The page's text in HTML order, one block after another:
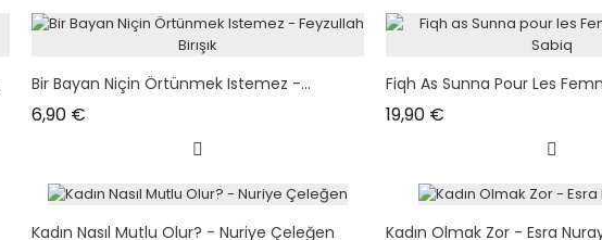
Bir Bayan Niçin Örtünmek Istemez -...
6,90 €
Fiqh As Sunna Pour Les
19,90 €
Kadın Nasıl Mutlu Olur? - Nuriye Çeleğen Kadın Olmak Zor - Esra